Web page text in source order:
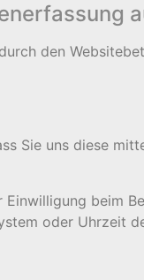
den
Sie uns diese
beim
oder Uhrzeit